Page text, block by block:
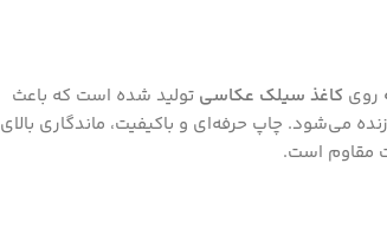
روی کاغذ سیلک عکاسی تولید شده است که باعث
می‌شود. چاپ حرفه‌ای و باکیفیت، ماندگاری بالای
مقاوم است.